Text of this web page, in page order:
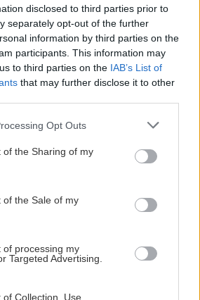
disclosed to third parties prior to
separately opt-out of the further
information by third parties on the
participants. This information may
to third parties on the IAB’s List of
that may further disclose it to other
app uses one or more Google
or usage behaviour. You may click to
to Google and its third-party tags to
specified purposes in below Google
Opt Outs
of the Sharing of my
of the Sale of my
of processing my
Targeted Advertising.
Collection, Use,
sig och planeringen inför
i full gång. Våra ideella krafter är
är med och skapar bra